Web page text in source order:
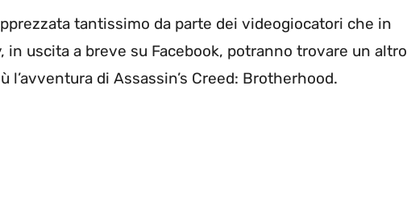
tantissimo da parte dei videogiocatori che in
in uscita a breve su Facebook, potranno trovare un altro
l’avventura di Assassin’s Creed: Brotherhood.